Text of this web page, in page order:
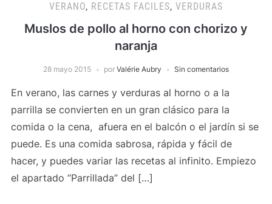
VERANO, RECETAS FACILES, VERDURAS
Muslos de pollo al horno con chorizo y
naranja
28 mayo 2015 por Valérie Aubry Sin comentarios
En verano, las carnes y verduras al horno o a la
parrilla se convierten en un gran clásico para la
comida o la cena, afuera en el balcón o el jardín si se
puede. Es una comida sabrosa, rápida y fácil de
hacer, y puedes variar las recetas al infinito. Empiezo
el apartado “Parrillada” del […]